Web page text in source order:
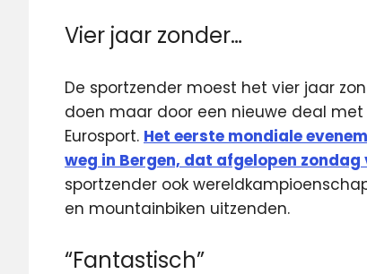
Vier jaar zonder…
De sportzender moest het vier jaar
doen maar door een nieuwe deal met
Eurosport. Het eerste mondiale
weg in Bergen, dat afgelopen
sportzender ook
en mountainbiken uitzenden.
“Fantastisch”